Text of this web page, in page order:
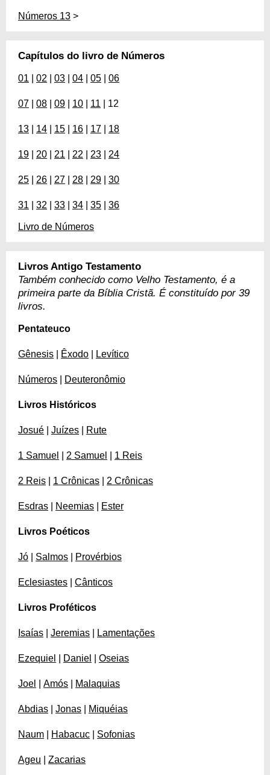
Números 13 >
Capítulos do livro de Números
01 02 03 04 05 06
07 08 09 10 11 | 12
13 14 15 16 17 18
19 20 21 22 23 24
25 26 27 28 29 30
31 32 33 34 35 36
Livro de Números
Livros Antigo Testamento
Também conhecido como Velho Testamento, é a
primeira parte da Bíblia Cristã. É constituído por 39
livros.
Pentateuco
Gênesis Êxodo Levítico
Números Deuteronômio
Livros Históricos
Josué Juízes Rute
1 Samuel 2 Samuel 1 Reis
2 Reis 1 Crônicas 2 Crônicas
Esdras Neemias Ester
Livros Poéticos
Jó Salmos Provérbios
Eclesiastes Cânticos
Livros Proféticos
Isaías Jeremias Lamentações
Ezequiel Daniel Oseias
Joel Amós Malaquias
Abdias Jonas Miquéias
Naum Habacuc Sofonias
Ageu Zacarias